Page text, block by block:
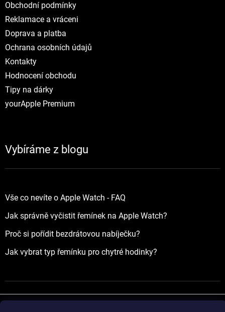
Obchodní podmínky
Reklamace a vráceni
Doprava a platba
Ochrana osobních údajů
Kontakty
Hodnocení obchodu
Tipy na dárky
yourApple Premium
Vybíráme z blogu
Vše co nevíte o Apple Watch - FAQ
Jak správně vyčistit řemínek na Apple Watch?
Proč si pořídit bezdrátovou nabíječku?
Jak vybrat typ řemínku pro chytré hodinky?